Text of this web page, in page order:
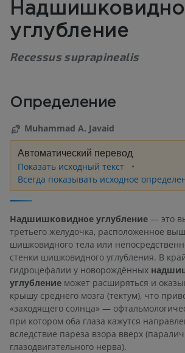
углубление
Recessus suprapinealis
Определение
Muhammad A. Javaid
Автоматический перевод
Показать исходный текст
Всегда показывать исходное
Надшишковидное углубление — это
третьего желудочка, расположенное
шишковидного тела или
стенки шишковидного углубления. В
гидроцефалии у новорождённых
углубление может расширяться и
крышу среднего мозга (тектум), что
«заходящего солнца» —
при котором оба глаза кажутся
вследствие пареза взора вверх (паралич
глазодвигательного нерва).